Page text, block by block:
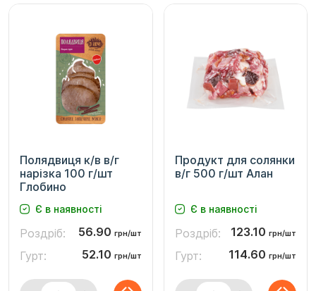
Полядвиця к/в в/г
нарізка 100 г/шт
Глобино
Є в наявності
Роздріб: 56.90 грн/шт
Гурт: 52.10 грн/шт
Продукт для солянки
в/г 500 г/шт Алан
Є в наявності
Роздріб: 123.10 грн/шт
Гурт: 114.60 грн/шт